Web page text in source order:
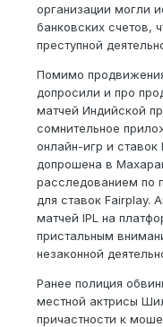
организации могли
банковских счетов,
преступной
Помимо
допросили и про
матчей Индийской
сомнительное
онлайн-игр и ставок
допрошена в
расследованием по
для ставок Fairplay.
матчей IPL на
пристальным
незаконной
Ранее полиция
местной актрисы
причастности к